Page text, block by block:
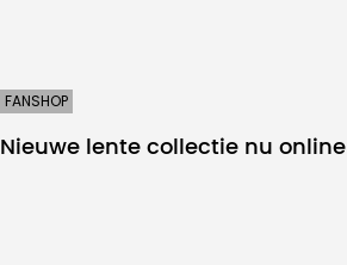
FANSHOP
Nieuwe lente collectie nu online